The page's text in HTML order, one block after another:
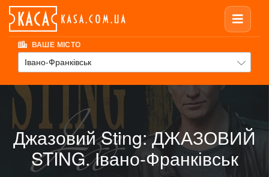
ВАШЕ МІСТО
Івано-Франківськ
Джазовий Sting: ДЖАЗОВИЙ
STING. Івано-Франківськ